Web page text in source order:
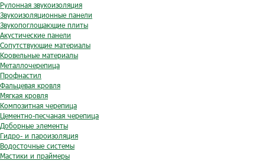
Рулонная звукоизоляция
Звукоизоляционные панели
Звукопоглощающие плиты
Акустические панели
Сопутствующие материалы
Кровельные материалы
Металлочерепица
Профнастил
Фальцевая кровля
Мягкая кровля
Композитная черепица
Цементно-песчаная черепица
Доборные элементы
Гидро- и пароизоляция
Водосточные системы
Мастики и праймеры